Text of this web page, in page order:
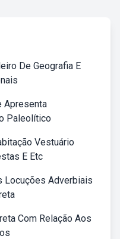
De Geografia E
Apresenta
Paleolítico
Vestuário
E Etc
Locuções Adverbiais
Com Relação Aos